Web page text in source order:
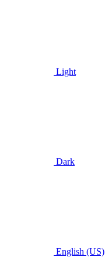
Light
Dark
English (US)